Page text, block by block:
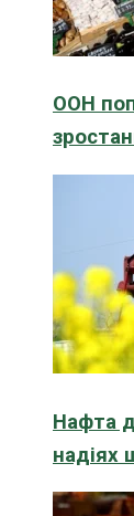
ООН
Нафта
надіях